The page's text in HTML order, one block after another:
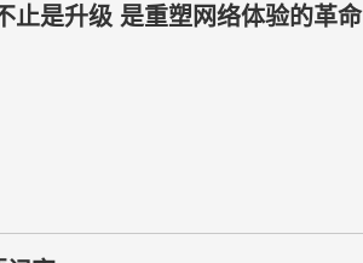
止是升级 是重塑网络体验的革命